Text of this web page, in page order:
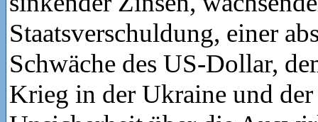
Staatsverschuldung, einer
Schwäche des US-Dollar,
Krieg in der Ukraine und